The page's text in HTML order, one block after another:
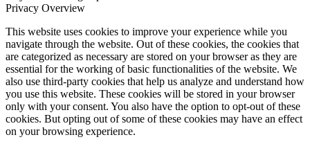
Privacy Overview
This website uses cookies to improve your experience while you
navigate through the website. Out of these cookies, the cookies that
are categorized as necessary are stored on your browser as they are
essential for the working of basic functionalities of the website. We
also use third-party cookies that help us analyze and understand how
you use this website. These cookies will be stored in your browser
only with your consent. You also have the option to opt-out of these
cookies. But opting out of some of these cookies may have an effect
on your browsing experience.